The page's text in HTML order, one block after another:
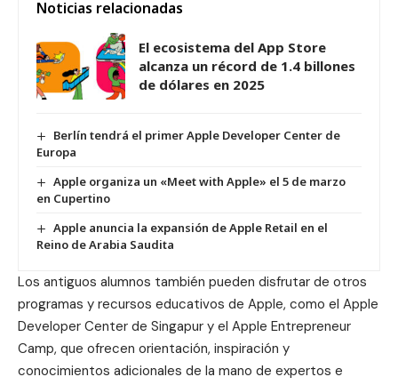
Noticias relacionadas
El ecosistema del App Store
alcanza un récord de 1.4 billones
de dólares en 2025
Berlín tendrá el primer Apple Developer Center de
Europa
Apple organiza un «Meet with Apple» el 5 de marzo
en Cupertino
Apple anuncia la expansión de Apple Retail en el
Reino de Arabia Saudita
Los antiguos alumnos también pueden disfrutar de otros
programas y recursos educativos de Apple, como el Apple
Developer Center de Singapur y el Apple Entrepreneur
Camp, que ofrecen orientación, inspiración y
conocimientos adicionales de la mano de expertos e